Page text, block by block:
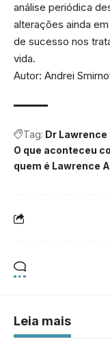
análise periódica
alterações ainda
de sucesso nos
vida.
Autor: Andrei
Tag: Dr Lawrence
O que aconteceu
quem é Lawrence
Leia mais